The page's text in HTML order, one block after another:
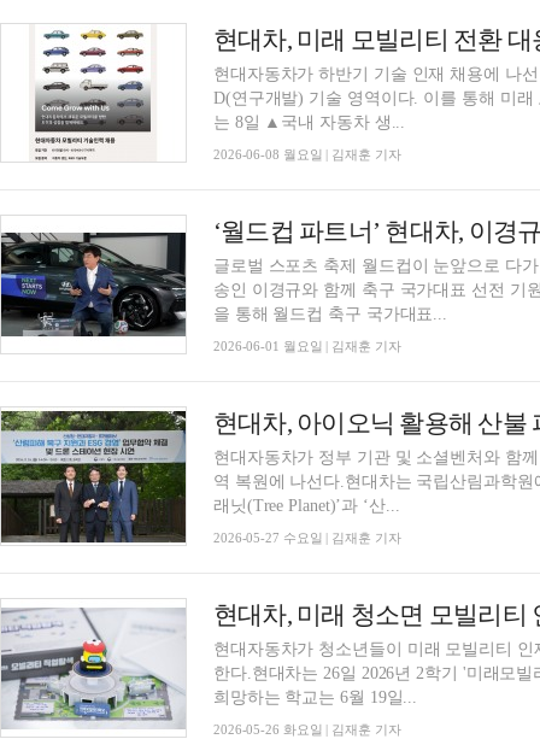
현대차, 미래 모빌리티 전환
현대자동차가 하반기 기술 인재 채용에 나
D(연구개발) 기술 영역이다. 이를 통해 미
는 8일 ▲국내 자동차 생...
2026-06-08 월요일 | 김재훈 기자
‘월드컵 파트너’ 현대차, 이경
글로벌 스포츠 축제 월드컵이 눈앞으로 다
송인 이경규와 함께 축구 국가대표 선전 기
을 통해 월드컵 축구 국가대표...
2026-06-01 월요일 | 김재훈 기자
현대차, 아이오닉 활용해 산불
현대자동차가 정부 기관 및 소셜벤처와 함
역 복원에 나선다.현대차는 국립산림과학
래닛(Tree Planet)’과 ‘산...
2026-05-27 수요일 | 김재훈 기자
현대차, 미래 청소면 모빌리티
현대자동차가 청소년들이 미래 모빌리티
한다.현대차는 26일 2026년 2학기 '미래모
희망하는 학교는 6월 19일...
2026-05-26 화요일 | 김재훈 기자